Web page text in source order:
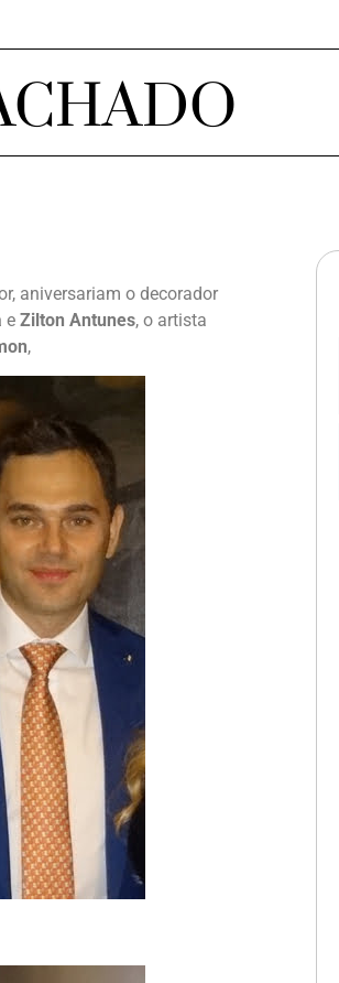
aniversariam o decorador
e Zilton Antunes, o artista
,